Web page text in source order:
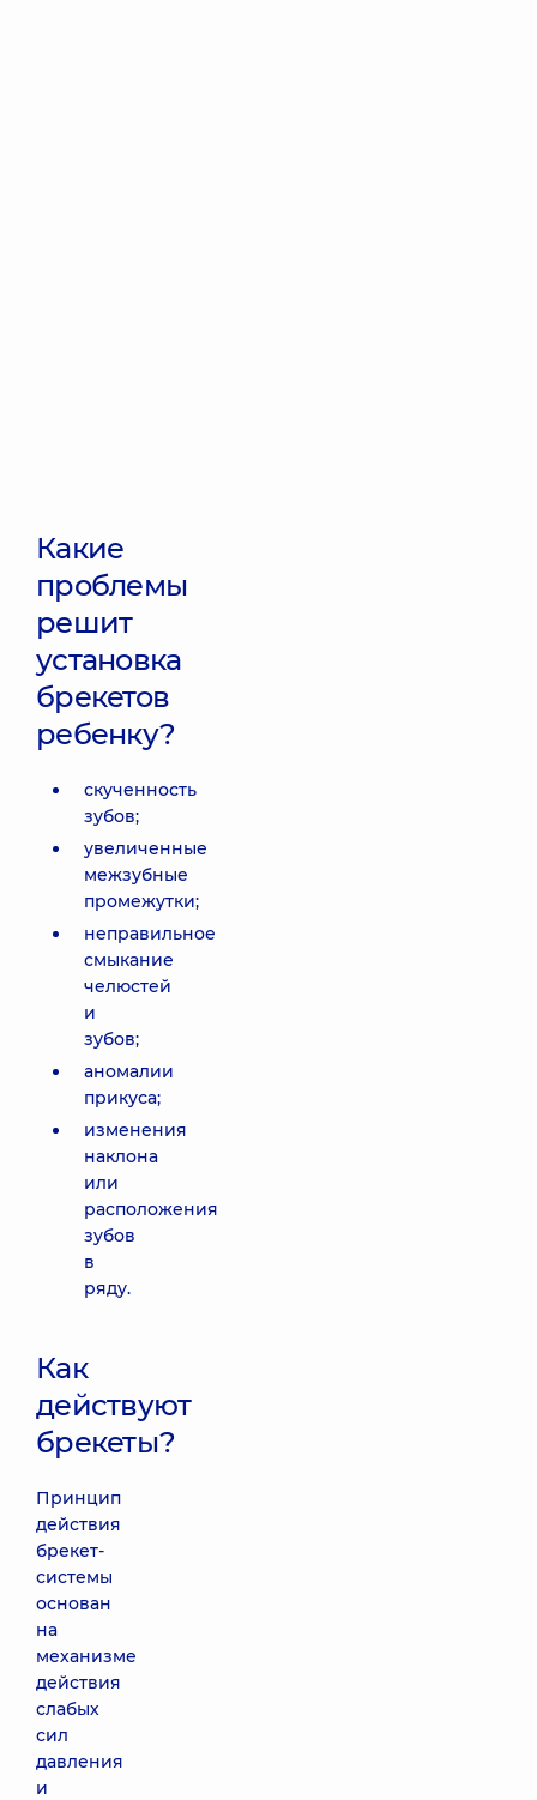
Какие
проблемы
решит
установка
брекетов
ребенку?
скученность
зубов;
увеличенные
межзубные
промежутки;
неправильное
смыкание
челюстей
и
зубов;
аномалии
прикуса;
изменения
наклона
или
расположения
зубов
в
ряду.
Как
действуют
брекеты?
Принцип
действия
брекет-
системы
основан
на
механизме
действия
слабых
сил
давления
и